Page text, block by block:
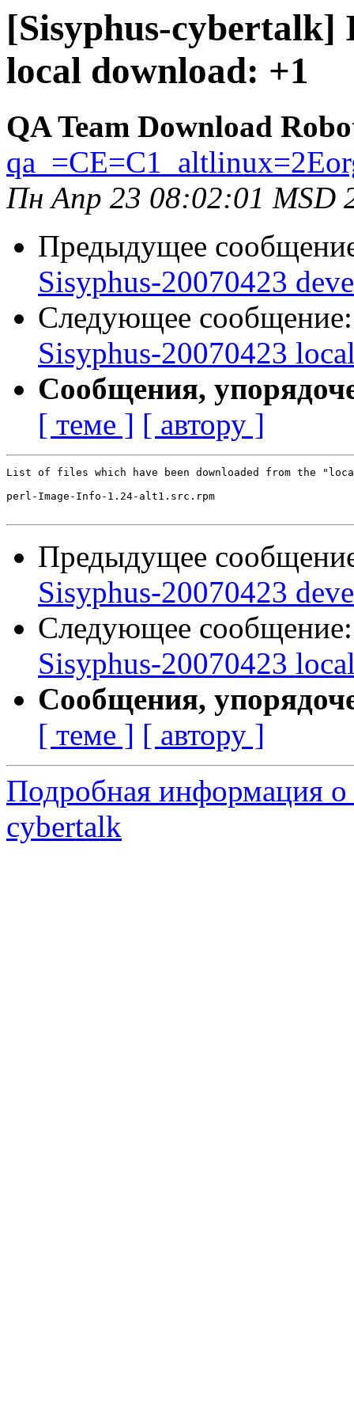
[Sisyphus-cybertalk]
local download: +1
QA Team Download
Пн Апр 23 08:02:01 MSD
Предыдущее
Sisyphus-20070423
Следующее
Sisyphus-20070423
Сообщения,
[ теме ] [ автору ]
List of files which have been downloaded from the
perl-Image-Info-1.24-alt1.src.rpm
Предыдущее
Sisyphus-20070423
Следующее
Sisyphus-20070423
Сообщения,
[ теме ] [ автору ]
Подробная информация о
cybertalk